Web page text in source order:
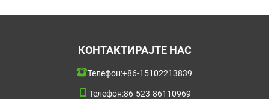
КОНТАКТИРАЈТЕ НАС
Телефон:+86-15102213839
Телефон:86-523-86110969